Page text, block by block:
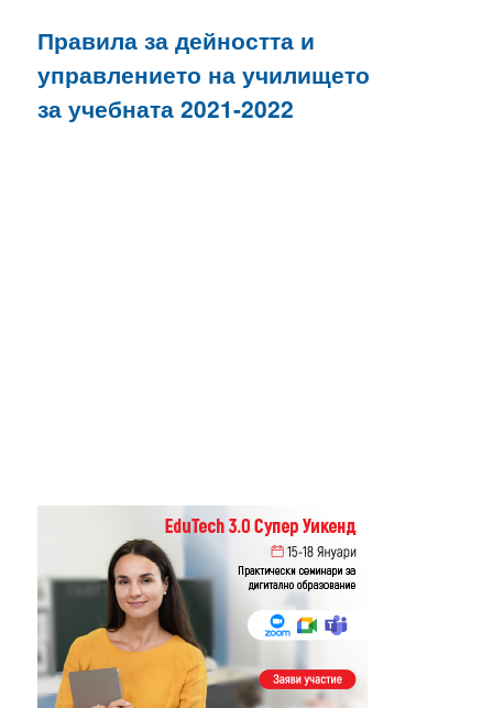
Правила за дейността и
управлението на училището
за учебната 2021-2022